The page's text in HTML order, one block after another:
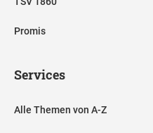
Promis
Services
Alle Themen von A-Z